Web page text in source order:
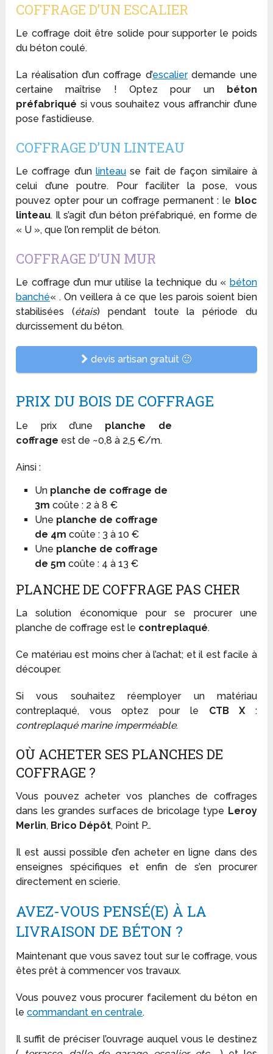
COFFRAGE D’UN ESCALIER
Le coffrage doit être solide pour supporter le poids
du béton coulé.
La réalisation d’un coffrage d’escalierdemande une
certaine maîtrise ! Optez pour un
béton
préfabriqué si vous souhaitez vous affranchir d’une
pose fastidieuse.
COFFRAGE D’UN LINTEAU
Le coffrage d’unlinteau se fait de façon similaire à
celui d’une poutre. Pour faciliter la pose, vous
pouvez opter pour un coffrage permanent : le bloc
linteau. Il s’agit d’un béton préfabriqué, en forme de
« U », que l’on remplit de béton.
COFFRAGE D’UN MUR
Le coffrage d’un mur utilise la technique du « béton
banché« . On veillera à ce que les parois soient bien
stabilisées (étais) pendant toute la période du
durcissement du béton.
devis artisan gratuit 🙂
PRIX DU BOIS DE COFFRAGE
Le prix d’une planche de
coffrage est de ~0,8 à 2,5 €/m.
Ainsi :
Un planche de coffrage de
3m coûte : 2 à 8 €
Une planche de coffrage
de 4m coûte : 3 à 10 €
Une planche de coffrage
de 5m coûte : 4 à 13 €
PLANCHE DE COFFRAGE PAS CHER
La solution économique pour se procurer une
planche de coffrage est le contreplaqué.
Ce matériau est moins cher à l’achat; et il est facile à
découper.
Si vous souhaitez réemployer un matériau
contreplaqué, vous optez pour le CTB X:
contreplaquémarine imperméable.
OÙ ACHETER SES PLANCHES DE
COFFRAGE ?
Vous pouvez acheter vos planches de coffrages
dans les grandes surfaces de bricolage type Leroy
Merlin, Brico Dépôt, Point P…
Il est aussi possible d’en acheter en ligne dans des
enseignes spécifiques et enfin de s’en procurer
directement en scierie.
AVEZ-VOUS PENSÉ(E) À LA
LIVRAISON DE BÉTON ?
Maintenant que vous savez tout sur le coffrage, vous
êtes prêt à commencer vos travaux.
Vous pouvez vous procurer facilement du béton en
lecommandant en centrale.
Il suffit de préciser l’ouvrage auquel vous le destinez